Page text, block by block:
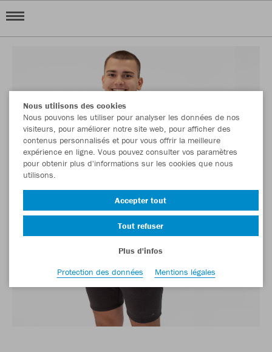
Nous utilisons des cookies
Nous pouvons les utiliser pour analyser les données de nos
visiteurs, pour améliorer notre site web, pour afficher des
contenus personnalisés et pour vous offrir la meilleure
expérience en ligne. Vous pouvez consulter vos paramètres
pour obtenir plus d'informations sur les cookies que nous
utilisons.
Accepter tout
Tout refuser
Plus d'infos
Protection des données
Mentions légales